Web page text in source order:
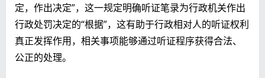
定，作出决定”，这一规定明确听证笔录为行政机关作出
行政处罚决定的“根据”，这有助于行政相对人的听证权利
真正发挥作用，相关事项能够通过听证程序获得合法、
公正的处理。